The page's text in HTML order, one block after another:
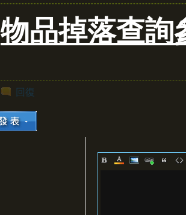
物品掉落查詢
回復